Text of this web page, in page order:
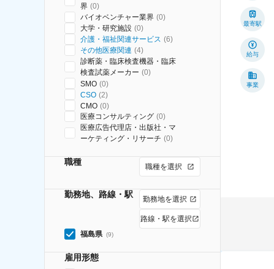
界 (0)
バイオベンチャー業界 (0)
大学・研究施設 (0)
介護・福祉関連サービス (6)
その他医療関連 (4)
診断薬・臨床検査機器・臨床
検査試薬メーカー (0)
SMO (0)
CSO (2)
CMO (0)
医療コンサルティング (0)
医療広告代理店・出版社・マ
ーケティング・リサーチ (0)
職種 職種を選択
勤務地、路線・駅 勤務地を選択
路線・駅を選択
福島県 (9)
雇用形態
最寄駅
給与
事業